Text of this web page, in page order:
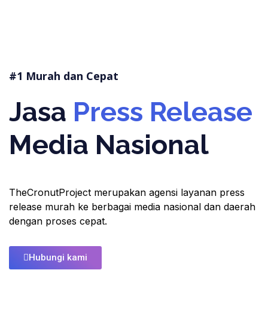
#1 Murah dan Cepat
Jasa Press Release
Media Nasional
TheCronutProject merupakan agensi layanan press
release murah ke berbagai media nasional dan daerah
dengan proses cepat.
Hubungi kami